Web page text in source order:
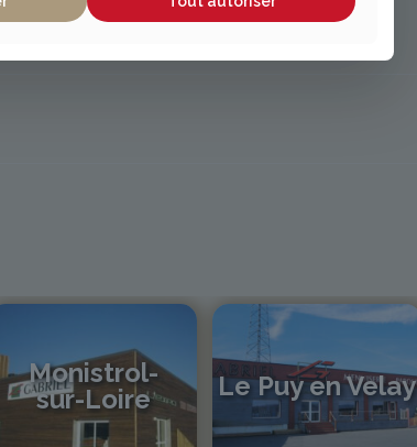
Monistrol-
sur-Loire
Le Puy en Velay